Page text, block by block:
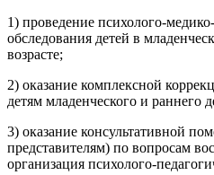
1) проведение психолого-
обследования детей в
возрасте;
2) оказание комплексной
детям младенческого и раннего
3) оказание консультативной
представителям) по вопросам
организация психолого-